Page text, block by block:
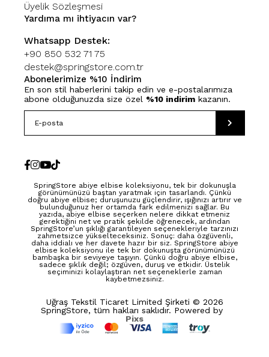
Üyelik Sözleşmesi
Yardıma mı ihtiyacın var?
Whatsapp Destek:
+90 850 532 71 75
destek@springstore.com.tr
Abonelerimize %10 İndirim
En son stil haberlerini takip edin ve e-postalarımıza
abone olduğunuzda size özel %10 indirim kazanın.
SpringStore abiye elbise koleksiyonu, tek bir dokunuşla
görünümünüzü baştan yaratmak için tasarlandı. Çünkü
doğru abiye elbise; duruşunuzu güçlendirir, ışığınızı artırır ve
bulunduğunuz her ortamda fark edilmenizi sağlar. Bu
yazıda, abiye elbise seçerken nelere dikkat etmeniz
gerektiğini net ve pratik şekilde öğrenecek, ardından
SpringStore’un şıklığı garantileyen seçenekleriyle tarzınızı
zahmetsizce yükselteceksiniz. Sonuç: daha özgüvenli,
daha iddialı ve her davete hazır bir siz. SpringStore abiye
elbise koleksiyonu ile tek bir dokunuşta görünümünüzü
bambaşka bir seviyeye taşıyın. Çünkü doğru abiye elbise,
sadece şıklık değil; özgüven, duruş ve etkidir. Üstelik
seçiminizi kolaylaştıran net seçeneklerle zaman
kaybetmezsiniz.
Uğraş Tekstil Ticaret Limited Şirketi © 2026
SpringStore, tüm hakları saklıdır. Powered by
Pixs